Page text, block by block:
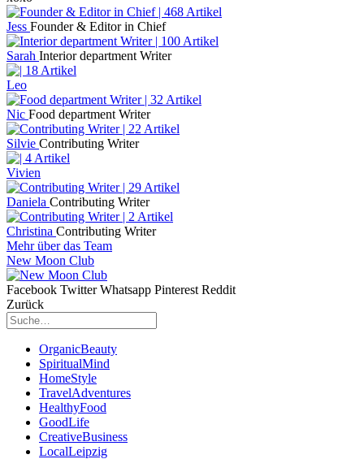
Jess Founder & Editor in Chief
Sarah Interior department Writer
Leo
Nic Food department Writer
Silvie Contributing Writer
Vivien
Daniela Contributing Writer
Christina Contributing Writer
Mehr über das Team
New Moon Club
Facebook Twitter Whatsapp Pinterest Reddit
Zurück
OrganicBeauty
SpiritualMind
HomeStyle
TravelAdventures
HealthyFood
GoodLife
CreativeBusiness
LocalLeipzig